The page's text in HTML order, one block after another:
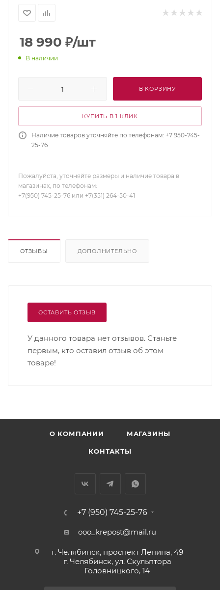
18 990 ₽/шт
В наличии
В КОРЗИНУ
КУПИТЬ В 1 КЛИК
Наличие товаров уточняйте по телефонам: +7 950-745-
25-76
Пожалуйста, уточняйте размеры и наличие товара в
магазинах, по телефонам:
+7(950) 745-25-76 или +7(351) 264-50-41
ОТЗЫВЫ ДОПОЛНИТЕЛЬНО
ОСТАВИТЬ ОТЗЫВ
У данного товара нет отзывов. Станьте
первым, кто оставил отзыв об этом
товаре!
О КОМПАНИИ МАГАЗИНЫ
КОНТАКТЫ
+7 (950) 745-25-76
ooo_krepost@mail.ru
г. Челябинск, проспект Ленина, 49
г. Челябинск, ул. Скульптора
Головницкого, 14